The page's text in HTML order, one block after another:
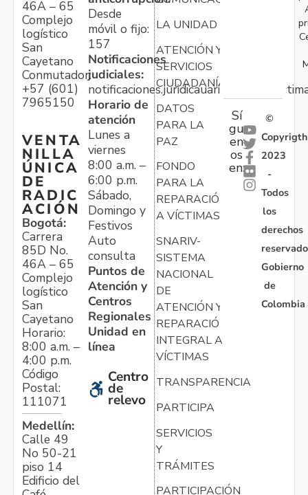
46A – 65
Complejo
logístico
San
Cayetano
Conmutador:
+57 (601)
7965150
VENTA
NILLA
ÚNICA
DE
RADIC
ACIÓN
Bogotá:
Carrera
85D No.
46A – 65
Complejo
logístico
San
Cayetano
Horario:
8:00 a.m. –
4:00 p.m.
Código
Postal:
111071
Medellín:
Calle 49
No 50-21
piso 14
Edificio del
Desde
móvil o fijo:
157
Notificaciones
judiciales:
Horario de
atención
Lunes a
viernes
8:00 a.m. –
6:00 p.m.
Sábado,
Domingo y
Festivos
Auto
consulta
Puntos de
Atención y
Centros
Regionales
Unidad en
línea
Centro
de
relevo
LA UNIDAD
ATENCIÓN Y
SERVICIOS
CIUDADANÍA
DATOS
PARA LA
PAZ
FONDO
PARA LA
REPARACIÓN
A VÍCTIMAS
SNARIV-
SISTEMA
NACIONAL
DE
ATENCIÓN Y
REPARACIÓN
INTEGRAL A
VÍCTIMAS
TRANSPARENCIA
PARTICIPA
SERVICIOS
Y
TRÁMITES
PARTICIPACIÓN
Sí
gu
en
os
en:
©
Copyrigth
2023
-
Todos
los
derechos
Gobierno
de
Colombia